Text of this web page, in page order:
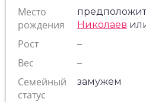
Место
рождения
Николаев
Рост –
Вес –
Семейный
статус
замужем